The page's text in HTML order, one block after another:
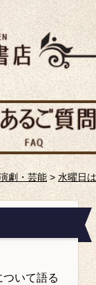
劇・芸能> 水曜日
いて語る